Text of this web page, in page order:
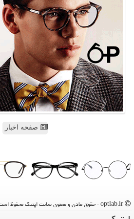
صفحه اخبار